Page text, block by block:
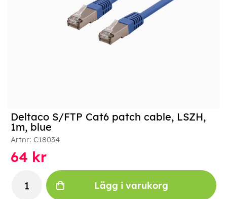
Deltaco S/FTP Cat6 patch cable, LSZH,
1m, blue
Artnr: C18034
64 kr
Lägg i varukorg